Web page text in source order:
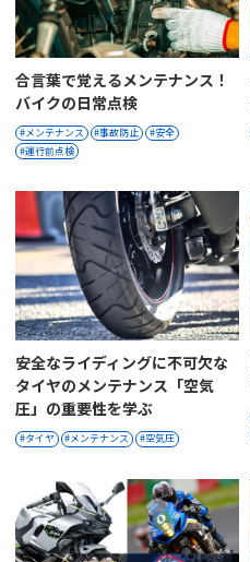
合言葉で覚えるメンテナンス！
バイクの日常点検
メンテナンス 事故防止
安全
運行前点検
安全なライディングに不可欠な
タイヤのメンテナンス「空気
圧」の重要性を学ぶ
タイヤ メンテナンス 空気圧